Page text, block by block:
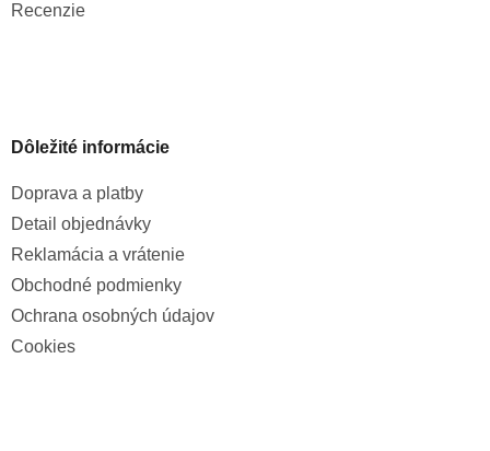
Recenzie
Dôležité informácie
Doprava a platby
Detail objednávky
Reklamácia a vrátenie
Obchodné podmienky
Ochrana osobných údajov
Cookies